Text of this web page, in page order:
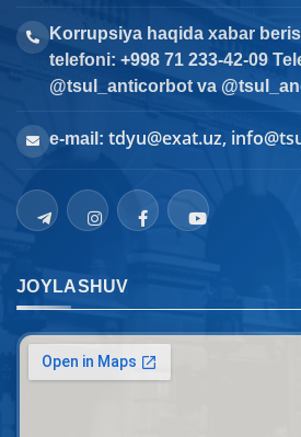
Korrupsiya haqida xabar
telefoni: +998 71 233-42-09
@tsul_anticorbot va
e-mail: tdyu@exat.uz,
JOYLASHUV